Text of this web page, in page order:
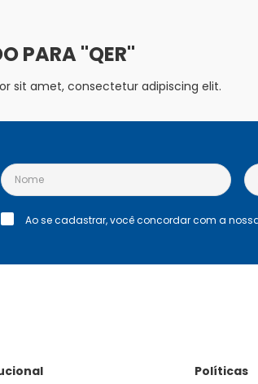
QER
sit amet, consectetur adipiscing elit.
Ao se cadastrar, você concordar com a
Políticas